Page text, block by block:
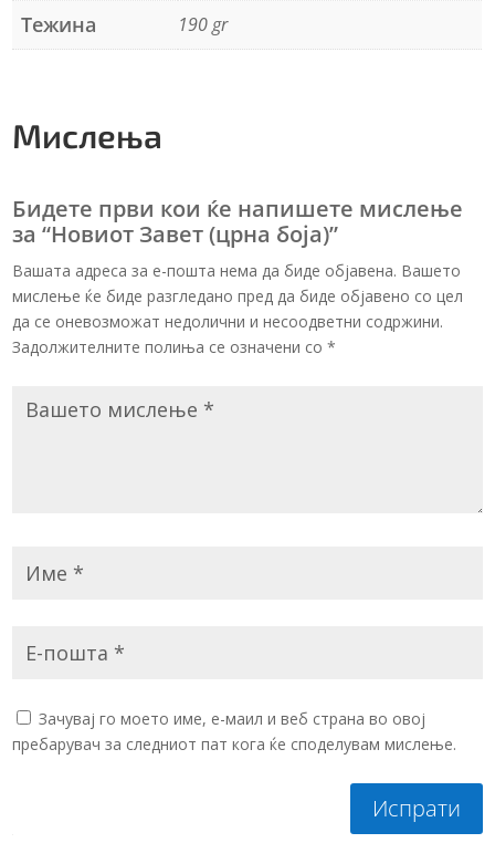
Тежина 190 gr
Мислења
Бидете први кои ќе напишете мислење
за “Новиот Завет (црна боја)”
Вашата адреса за е-пошта нема да биде објавена. Вашето
мислење ќе биде разгледано пред да биде објавено со цел
да се оневозможат недолични и несоодветни содржини.
Задолжителните полиња се означени со*
Зачувај го моето име, е-маил и веб страна во овој
пребарувач за следниот пат кога ќе споделувам мислење.
Испрати